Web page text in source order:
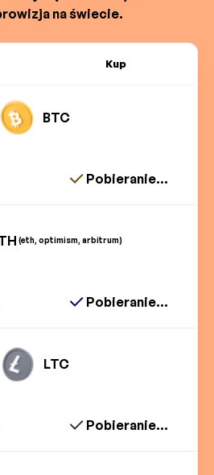
na świecie.
Kup
BTC
Pobieranie...
(eth, optimism, arbitrum)
Pobieranie...
LTC
Pobieranie...